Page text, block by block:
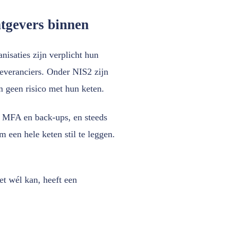
binnen
zijn verplicht hun
Onder NIS2 zijn
geen risico met hun keten.
en back-ups, en steeds
een hele keten stil te leggen.
wél kan, heeft een